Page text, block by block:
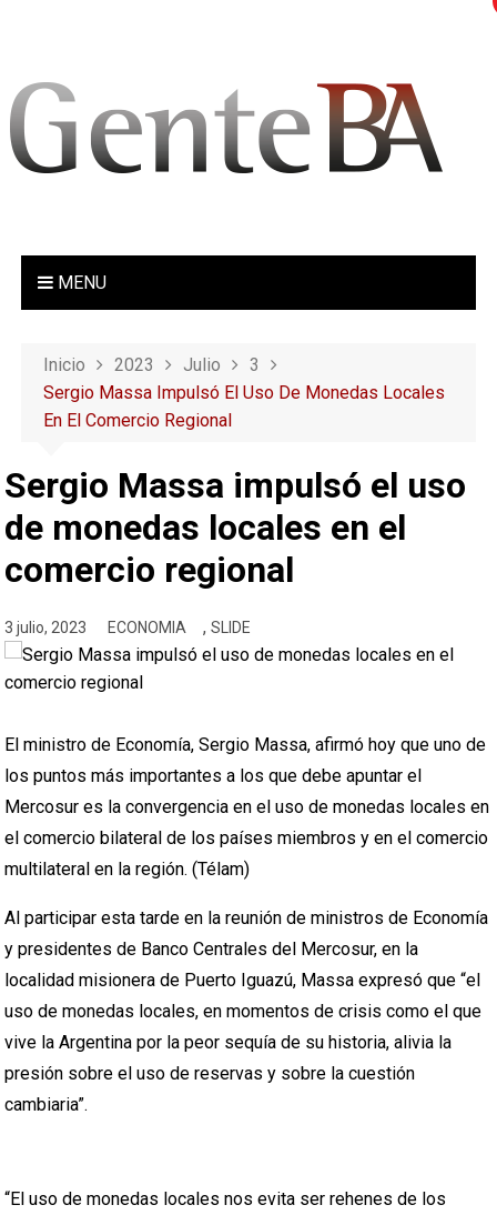
MENU
Inicio 2023 Julio
3
Sergio Massa Impulsó El Uso De Monedas Locales
En El Comercio Regional
Sergio Massa impulsó el uso
de monedas locales en el
comercio regional
3 julio, 2023 ECONOMIA ,SLIDE
El ministro de Economía, Sergio Massa, afirmó hoy que uno de
los puntos más importantes a los que debe apuntar el
Mercosur es la convergencia en el uso de monedas locales en
el comercio bilateral de los países miembros y en el comercio
multilateral en la región. (Télam)
Al participar esta tarde en la reunión de ministros de Economía
y presidentes de Banco Centrales del Mercosur, en la
localidad misionera de Puerto Iguazú, Massa expresó que “el
uso de monedas locales, en momentos de crisis como el que
vive la Argentina por la peor sequía de su historia, alivia la
presión sobre el uso de reservas y sobre la cuestión
cambiaria”.
“El uso de monedas locales nos evita ser rehenes de los